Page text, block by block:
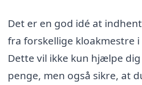
Det er en god idé at
fra forskellige kloakmestre
Dette vil ikke kun hjælpe
penge, men også sikre, at